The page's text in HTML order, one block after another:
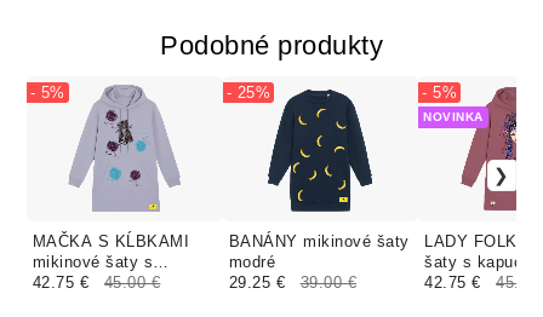
Podobné produkty
MAČKA S KĹBKAMI
mikinové šaty s
kapucňou levandulové
- 5%
42.75 € 45.00 €
BANÁNY mikinové šaty
modré
- 25%
29.25 € 39.00 €
LADY FOLK
šaty s
staro ružová
NOVINKA
- 5%
42.75 € 45.00